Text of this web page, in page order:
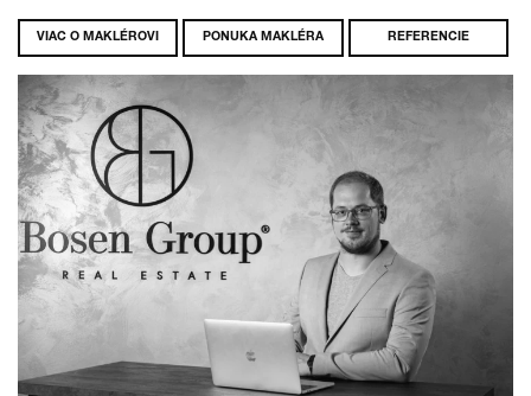
VIAC O MAKLÉROVI PONUKA MAKLÉRA REFERENCIE